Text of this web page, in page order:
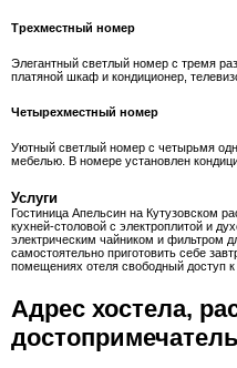
Трехместный номер
Элегантный светлый номер с тремя
платяной шкаф и кондиционер,
Четырехместный номер
Уютный светлый номер с четырьмя
мебелью. В номере установлен
Услуги
Гостиница Апельсин на Кутузовском
кухней-столовой с электроплитой и
электрическим чайником и фильтром
самостоятельно приготовить себе
помещениях отеля свободный доступ к
Адрес хостела,